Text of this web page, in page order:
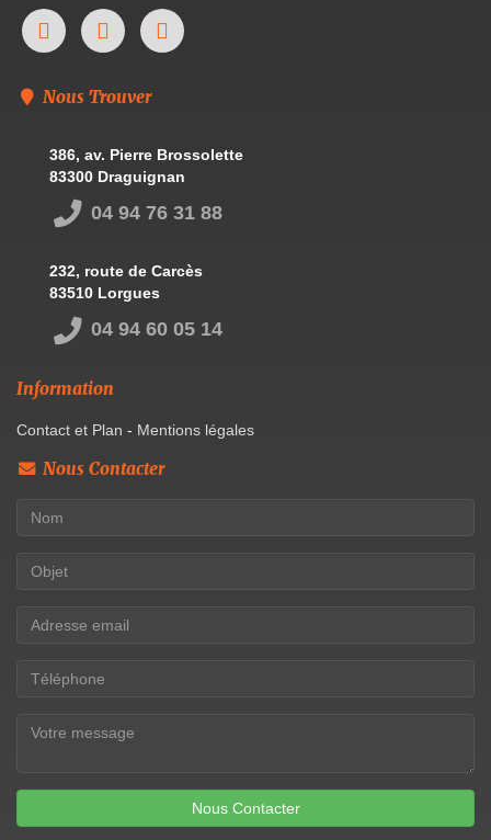
Nous Trouver
386, av. Pierre Brossolette
83300 Draguignan
04 94 76 31 88
232, route de Carcès
83510 Lorgues
04 94 60 05 14
Information
Contact et Plan - Mentions légales
Nous Contacter
Nous Contacter